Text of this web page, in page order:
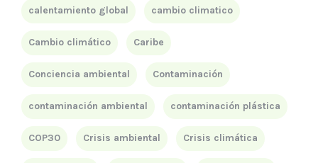
calentamiento global cambio climatico
Cambio climático Caribe
Conciencia ambiental Contaminación
contaminación ambiental contaminación plástica
COP30 Crisis ambiental Crisis climática